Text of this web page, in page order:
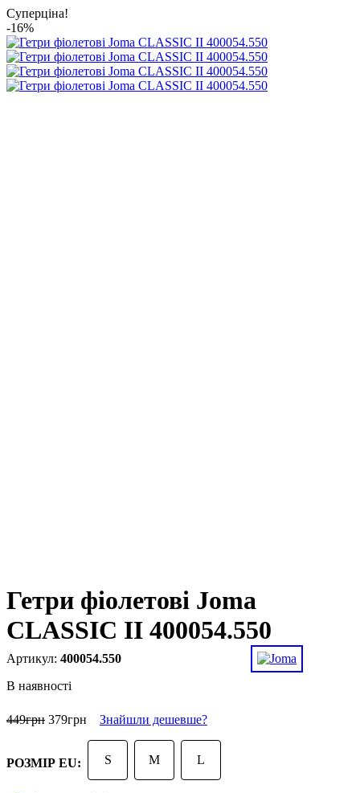
Суперціна!
-16%
Гетри фіолетові Joma
CLASSIC II 400054.550
400054.550
В наявності
449грн 379грн Знайшли дешевше?
РОЗМІР EU: S M L